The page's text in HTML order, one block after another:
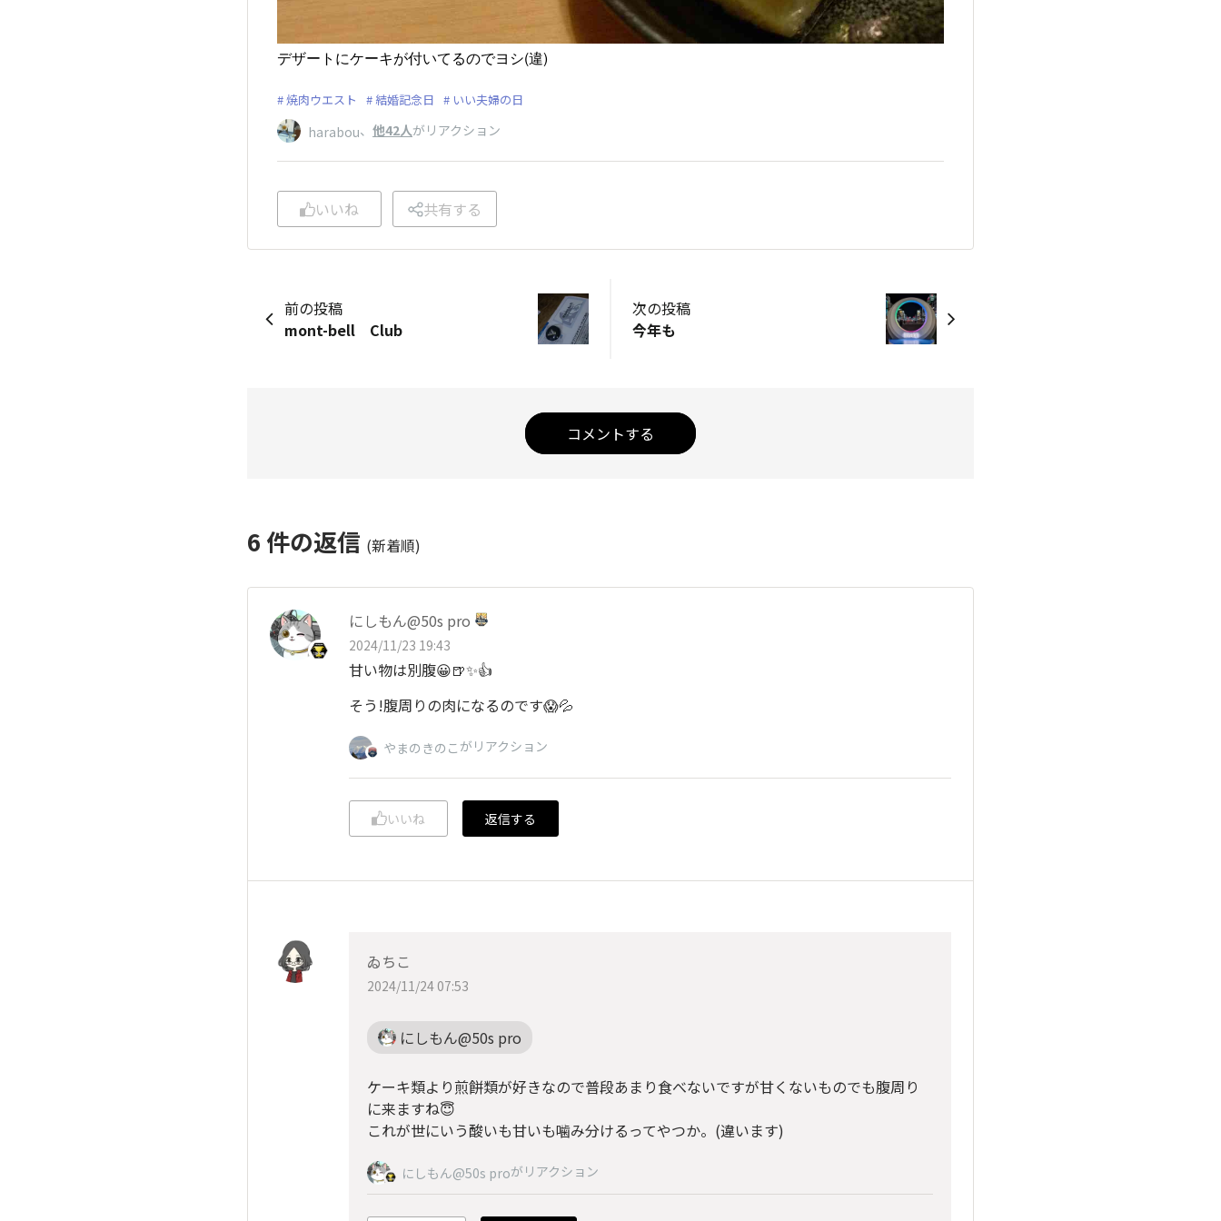
デザートにケーキが付いてるのでヨシ(違)
焼肉ウエスト 結婚記念日 いい夫婦の日
harabou、 他42人がリアクション
いいね 共有する
前の投稿
mont-bell Club
次の投稿
今年も
コメントする
6 件の返信 (新着順)
にしもん@50s pro
2024/11/23 19:43
甘い物は別腹😀🍺✨👍
そう!腹周りの肉になるのです😱💦
やまのきのこ がリアクション
いいね 返信する
ゐちこ
2024/11/24 07:53
にしもん@50s pro
ケーキ類より煎餅類が好きなので普段あまり食べないですが甘くないものでも腹周り
に来ますね😇
これが世にいう酸いも甘いも噛み分けるってやつか。(違います)
にしもん@50s proがリアクション